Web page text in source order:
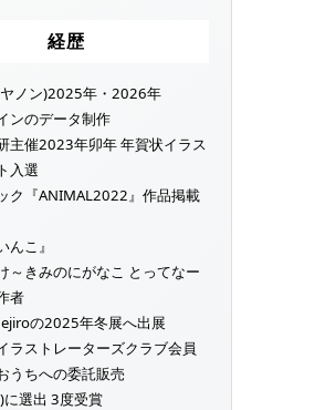
経歴
ヤノン)2025年・2026年
ンのデータ制作
主催2023年卯年 年賀状イラス
入選
ク『ANIMAL2022』作品掲載
んこ』
～きみのにがなこ とってなー
者
の2025年冬展へ出展
ラストレーターズクラブ会員
うちへの委託販売
に選出 3度受賞